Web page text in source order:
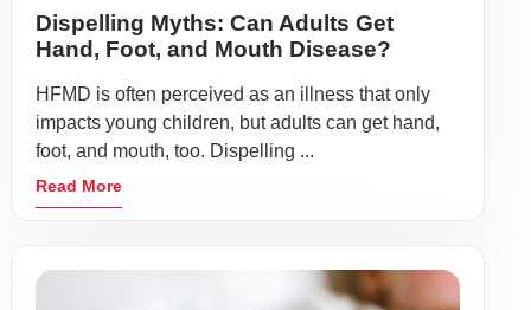
Dispelling Myths: Can Adults Get
Hand, Foot, and Mouth Disease?
HFMD is often perceived as an illness that only
impacts young children, but adults can get hand,
foot, and mouth, too. Dispelling ...
Read More